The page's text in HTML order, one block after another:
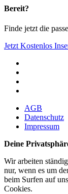
Bereit?
Finde jetzt die
Jetzt Kostenlos
AGB
Datenschutz
Impressum
Deine
Wir arbeiten
nur, wenn es um
beim Surfen auf
Cookies.